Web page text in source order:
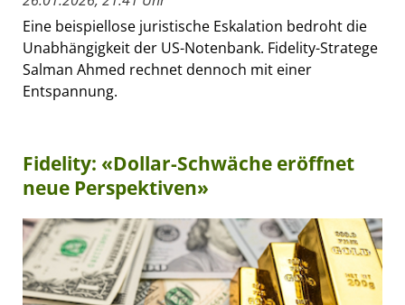
Eine beispiellose juristische Eskalation bedroht die
Unabhängigkeit der US-Notenbank. Fidelity-Stratege
Salman Ahmed rechnet dennoch mit einer
Entspannung.
Fidelity: «Dollar-Schwäche eröffnet
neue Perspektiven»